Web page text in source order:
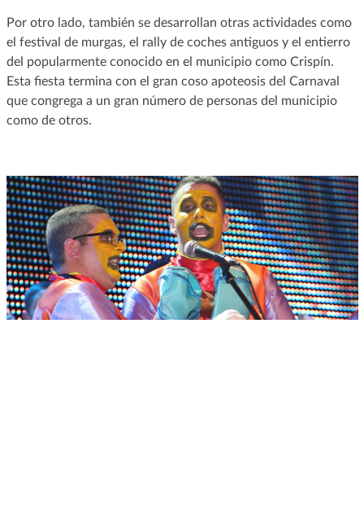
Por otro lado, también se desarrollan otras actividades como
el festival de murgas, el rally de coches antiguos y el entierro
del popularmente conocido en el municipio como Crispín.
Esta fiesta termina con el gran coso apoteosis del Carnaval
que congrega a un gran número de personas del municipio
como de otros.